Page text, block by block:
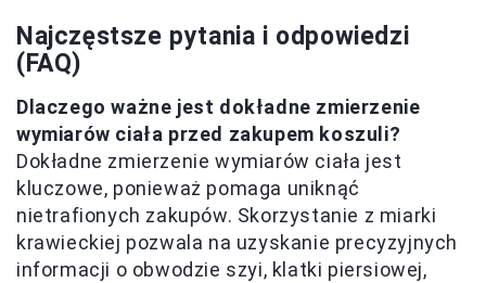
Najczęstsze pytania i odpowiedzi
(FAQ)
Dlaczego ważne jest dokładne zmierzenie
wymiarów ciała przed zakupem koszuli?
Dokładne zmierzenie wymiarów ciała jest
kluczowe, ponieważ pomaga uniknąć
nietrafionych zakupów. Skorzystanie z miarki
krawieckiej pozwala na uzyskanie precyzyjnych
informacji o obwodzie szyi, klatki piersiowej,